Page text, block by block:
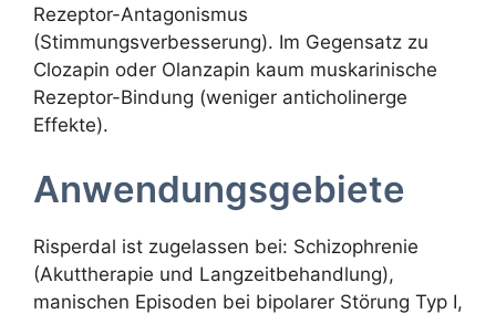
Rezeptor-Antagonismus
(Stimmungsverbesserung). Im Gegensatz zu
Clozapin oder Olanzapin kaum muskarinische
Rezeptor-Bindung (weniger anticholinerge
Effekte).
Anwendungsgebiete
Risperdal ist zugelassen bei: Schizophrenie
(Akuttherapie und Langzeitbehandlung),
manischen Episoden bei bipolarer Störung Typ I,